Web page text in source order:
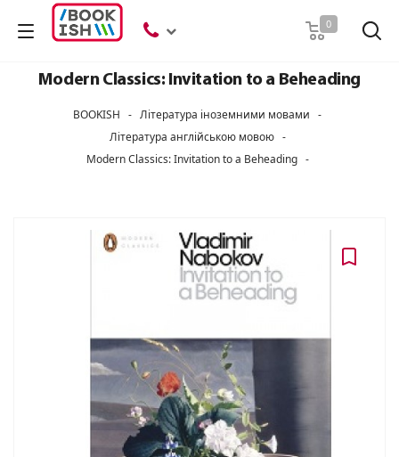
0
Modern Classics: Invitation to a Beheading
BOOKISH - Література іноземними мовами -
Література англійською мовою -
Modern Classics: Invitation to a Beheading -